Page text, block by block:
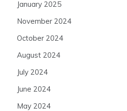
January 2025
November 2024
October 2024
August 2024
July 2024
June 2024
May 2024